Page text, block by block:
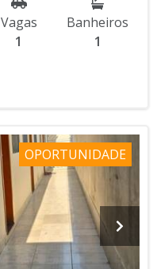
Vagas
1
Banheiros
1
OPORTUNIDADE